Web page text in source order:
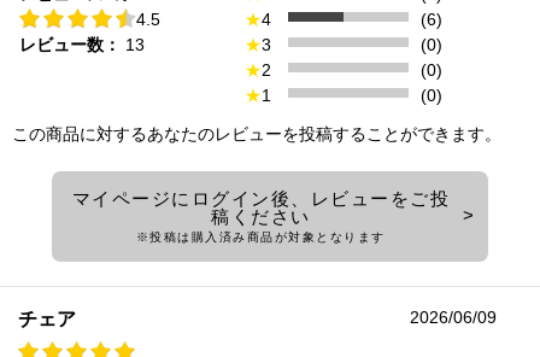
4.5
レビュー数：
13
★4
(6)
★3
(0)
★2
(0)
★1
(0)
この商品に対するあなたのレビューを投稿することができます。
マイページにログイン後、レビューをご投
稿ください
※投稿は購入済み商品が対象となります
チェア 2026/06/09